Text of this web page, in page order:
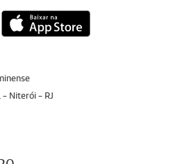
- Niterói - RJ